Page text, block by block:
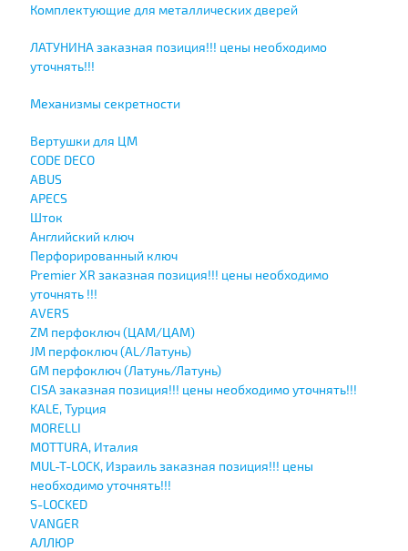
Комплектующие для металлических дверей
ЛАТУНИНА заказная позиция!!! цены необходимо
уточнять!!!
Механизмы секретности
Вертушки для ЦМ
CODE DECO
ABUS
APECS
Шток
Английский ключ
Перфорированный ключ
Premier XR заказная позиция!!! цены необходимо
уточнять !!!
AVERS
ZM перфоключ (ЦАМ/ЦАМ)
JМ перфоключ (АL/Латунь)
GM перфоключ (Латунь/Латунь)
CISA заказная позиция!!! цены необходимо уточнять!!!
KALE, Турция
MORELLI
MOTTURA, Италия
MUL-T-LOCK, Израиль заказная позиция!!! цены
необходимо уточнять!!!
S-LOCKED
VANGER
АЛЛЮР